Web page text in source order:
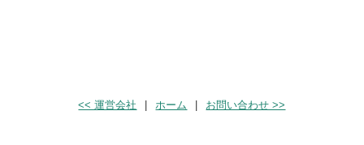
<< 運営会社 ホーム お問い合わせ >>